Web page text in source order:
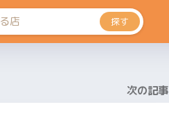
探す
次の記事